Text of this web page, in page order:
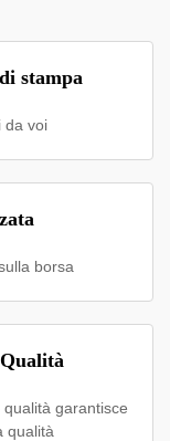
stampa
da voi
borsa
garantisce
qualità